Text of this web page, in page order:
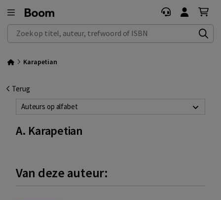
Zoek op titel, auteur, trefwoord of ISBN
Karapetian
Terug
Auteurs op alfabet
A. Karapetian
Van deze auteur: